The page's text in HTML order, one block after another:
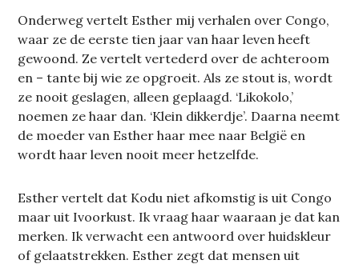
Onderweg vertelt Esther mij verhalen over Congo,
waar ze de eerste tien jaar van haar leven heeft
gewoond. Ze vertelt vertederd over de achteroom
en – tante bij wie ze opgroeit. Als ze stout is, wordt
ze nooit geslagen, alleen geplaagd. ‘Likokolo,’
noemen ze haar dan. ‘Klein dikkerdje’. Daarna neemt
de moeder van Esther haar mee naar België en
wordt haar leven nooit meer hetzelfde.
Esther vertelt dat Kodu niet afkomstig is uit Congo
maar uit Ivoorkust. Ik vraag haar waaraan je dat kan
merken. Ik verwacht een antwoord over huidskleur
of gelaatstrekken. Esther zegt dat mensen uit